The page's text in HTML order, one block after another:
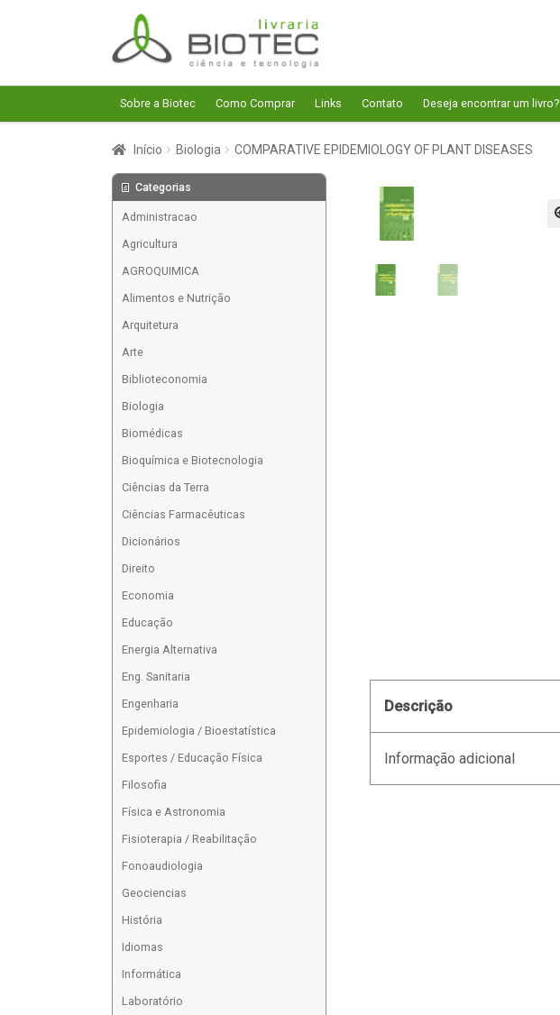
Pular
para
navegação
Pular
para
o
conteúdo
Sobre a Biotec Como Comprar Links Contato Deseja encontrar um livro?
Início Biologia COMPARATIVE EPIDEMIOLOGY OF PLANT DISEASES
Descrição
Informação adicional
Categorias
Administracao
Agricultura
AGROQUIMICA
Alimentos e Nutrição
Arquitetura
Arte
Biblioteconomia
Biologia
Biomédicas
Bioquímica e Biotecnologia
Ciências da Terra
Ciências Farmacêuticas
Dicionários
Direito
Economia
Educação
Energia Alternativa
Eng. Sanitaria
Engenharia
Epidemiologia / Bioestatística
Esportes / Educação Física
Filosofia
Física e Astronomia
Fisioterapia / Reabilitação
Fonoaudiologia
Geociencias
História
Idiomas
Informática
Laboratório